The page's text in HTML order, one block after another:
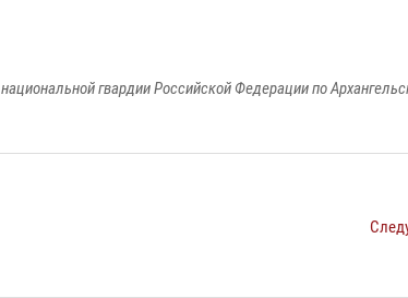
гвардии Российской Федерации по